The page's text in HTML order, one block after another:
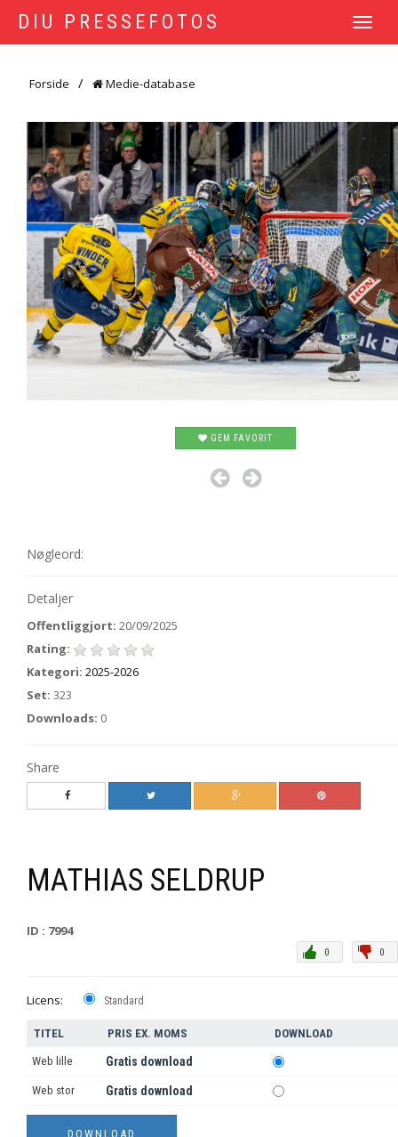
DIU PRESSEFOTOS
TOGGLE
Forside Medie-database
GEM FAVORIT
Nøgleord:
Detaljer
Offentliggjort: 20/09/2025
Rating:
Kategori: 2025-2026
Set: 323
Downloads: 0
Share
MATHIAS SELDRUP
ID : 7994
0
0
Licens: Standard
TITEL PRIS EX. MOMS DOWNLOAD
Web lille Gratis download
Web stor Gratis download